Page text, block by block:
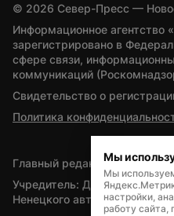
© 2026 Север-Пресс —
Информационное агентство
зарегистрировано в
сфере связи,
коммуникаций
Свидетельство о
Политика
Главный редактор — А.Л.
Учредитель: Департамент
Ненецкого автономного
Мы
Мы
настройки,
работу сайта,